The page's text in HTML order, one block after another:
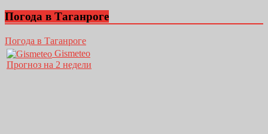
Погода в Таганроге
Погода в Таганроге
Gismeteo
Прогноз на 2 недели